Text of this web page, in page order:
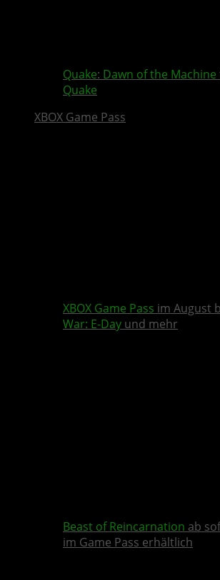
Quake: Dawn of the Machine
Quake
XBOX Game Pass
XBOX Game Pass im August
War: E-Day und mehr
Beast of Reincarnation ab
im Game Pass erhältlich